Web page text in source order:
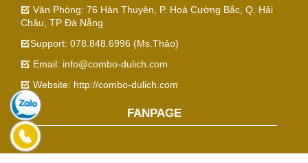
Văn Phòng: 76 Hàn Thuyên, P. Hoà Cường Bắc, Q. Hải
Châu, TP Đà Nẵng
Support: 078.848.6996 (Ms.Thảo)
Email: info@combo-dulich.com
Website: http://combo-dulich.com
FANPAGE